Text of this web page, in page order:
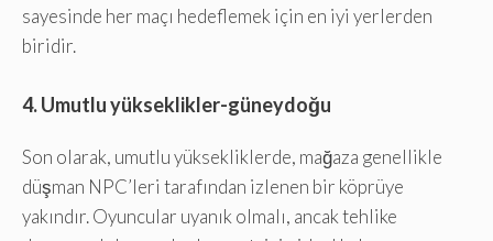
sayesinde her maçı hedeflemek için en iyi yerlerden
biridir.
4. Umutlu yükseklikler-güneydoğu
Son olarak, umutlu yüksekliklerde, mağaza genellikle
düşman NPC’leri tarafından izlenen bir köprüye
yakındır. Oyuncular uyanık olmalı, ancak tehlike